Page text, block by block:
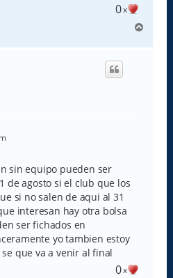
0x
r
sin equipo pueden ser
de agosto si el club que los
si no salen de aqui al 31
interesan hay otra bolsa
ser fichados en
yo tambien estoy
que va a venir al final
0x